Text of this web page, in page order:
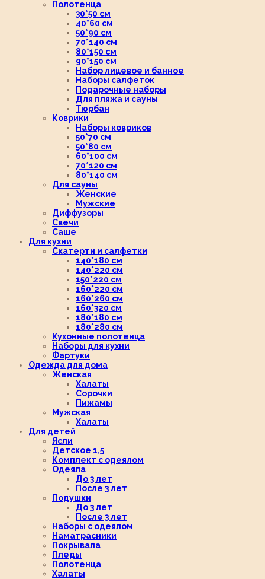
Полотенца
30*50 см
40*60 см
50*90 см
70*140 см
80*150 см
90*150 см
Набор лицевое и банное
Наборы салфеток
Подарочные наборы
Для пляжа и сауны
Тюрбан
Коврики
Наборы ковриков
50*70 см
50*80 см
60*100 см
70*120 см
80*140 см
Для сауны
Женские
Мужские
Диффузоры
Свечи
Саше
Для кухни
Скатерти и салфетки
140*180 см
140*220 см
150*220 см
160*220 см
160*260 см
160*320 см
180*180 см
180*280 см
Кухонные полотенца
Наборы для кухни
Фартуки
Одежда для дома
Женская
Халаты
Сорочки
Пижамы
Мужская
Халаты
Для детей
Ясли
Детское 1,5
Комплект с одеялом
Одеяла
До 3 лет
После 3 лет
Подушки
До 3 лет
После 3 лет
Наборы с одеялом
Наматрасники
Покрывала
Пледы
Полотенца
Халаты